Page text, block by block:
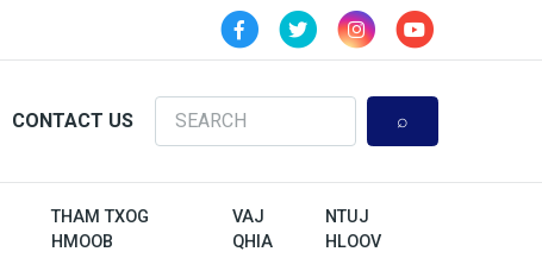
CONTACT US
Search
THAM TXOG
HMOOB
VAJ
QHIA
NTUJ
HLOOV